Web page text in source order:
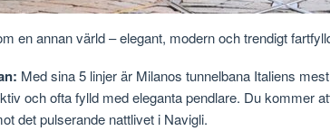
en annan värld – elegant, modern och trendigt
Med sina 5 linjer är Milanos tunnelbana Italiens
och ofta fylld med eleganta pendlare. Du kommer
det pulserande nattlivet i Navigli.